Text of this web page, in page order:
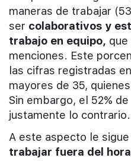
maneras de trabajar
ser colaborativos y
trabajo en equipo, que
menciones. Este
las cifras registradas
mayores de 35,
Sin embargo, el 52% de
justamente lo contrario.
A este aspecto le sigue
trabajar fuera del